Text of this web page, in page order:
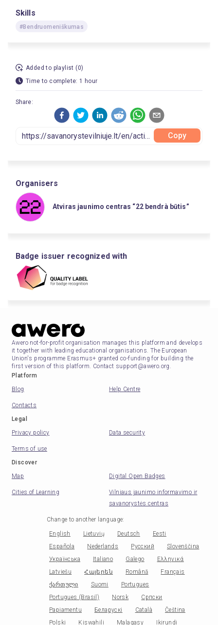
Skills
#Bendruomeniškumas
Added to playlist (0)
Time to complete: 1 hour
Share:
Copy
Organisers
Atviras jaunimo centras “22 bendrà būtis”
Badge issuer recognized with
Awero not-for-profit organisation manages this platform and develops
it together with leading educational organisations. The European
Union's programme Erasmus+ granted co-funding for building the
first version of this platform. Contact support@awero.org.
Platform
Blog
Help Centre
Contacts
Legal
Privacy policy
Data security
Terms of use
Discover
Map
Digital Open Badges
Cities of Learning
Vilniaus jaunimo informavimo ir
savanorystės centras
Change to another language:
English Lietuvių Deutsch
Eesti
Española
Nederlands Русский
Slovenščina
Українська
Italiano Galego
Ελληνικά
Latviešu
Հայերեն Română
Français
ქართული
Suomi
Portugues
Portugues (Brasil)
Norsk
Српски
Papiamentu
Беларускі Català
Čeština
Polski
Kiswahili Malagasy Ikirundi